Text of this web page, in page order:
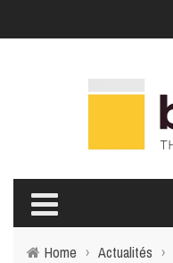
Home › Actualités ›